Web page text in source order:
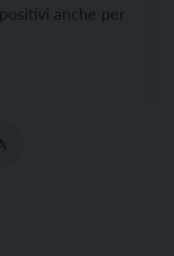
anche per